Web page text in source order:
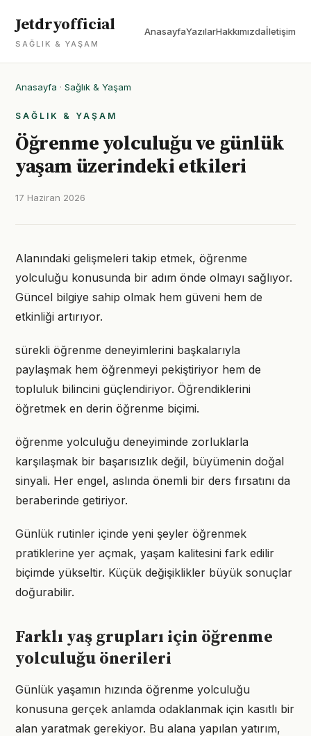
Jetdryofficial
SAĞLIK & YAŞAM
AnasayfaYazılarHakkımızdaİletişim
Anasayfa · Sağlık & Yaşam
SAĞLIK & YAŞAM
Öğrenme yolculuğu ve günlük
yaşam üzerindeki etkileri
17 Haziran 2026
Alanındaki gelişmeleri takip etmek, öğrenme
yolculuğu konusunda bir adım önde olmayı sağlıyor.
Güncel bilgiye sahip olmak hem güveni hem de
etkinliği artırıyor.
sürekli öğrenme deneyimlerini başkalarıyla
paylaşmak hem öğrenmeyi pekiştiriyor hem de
topluluk bilincini güçlendiriyor. Öğrendiklerini
öğretmek en derin öğrenme biçimi.
öğrenme yolculuğu deneyiminde zorluklarla
karşılaşmak bir başarısızlık değil, büyümenin doğal
sinyali. Her engel, aslında önemli bir ders fırsatını da
beraberinde getiriyor.
Günlük rutinler içinde yeni şeyler öğrenmek
pratiklerine yer açmak, yaşam kalitesini fark edilir
biçimde yükseltir. Küçük değişiklikler büyük sonuçlar
doğurabilir.
Farklı yaş grupları için öğrenme
yolculuğu önerileri
Günlük yaşamın hızında öğrenme yolculuğu
konusuna gerçek anlamda odaklanmak için kasıtlı bir
alan yaratmak gerekiyor. Bu alana yapılan yatırım,